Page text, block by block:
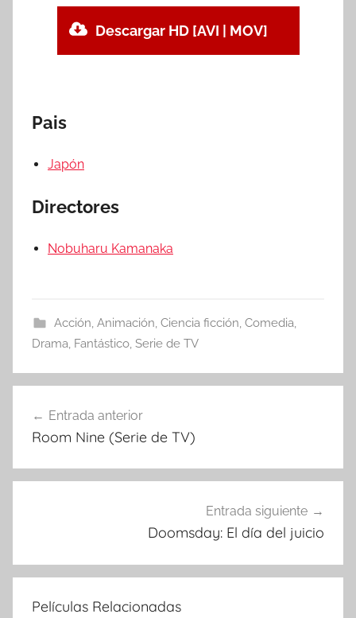
Descargar HD [AVI | MOV]
Pais
Japón
Directores
Nobuharu Kamanaka
Acción, Animación, Ciencia ficción, Comedia,
Drama, Fantástico, Serie de TV
Navegación
de
entradas
Entrada anterior
Room Nine (Serie de TV)
Entrada siguiente
Doomsday: El día del juicio
Películas Relacionadas